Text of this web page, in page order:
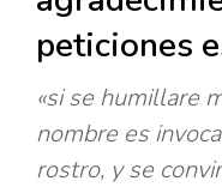
peticiones
«si se humillare
nombre es
rostro, y se